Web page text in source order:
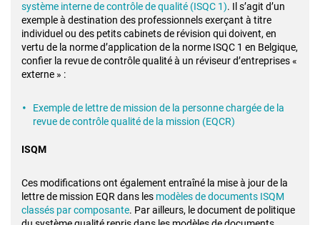
système interne de contrôle de qualité (ISQC 1). Il s’agit d’un
exemple à destination des professionnels exerçant à titre
individuel ou des petits cabinets de révision qui doivent, en
vertu de la norme d’application de la norme ISQC 1 en Belgique,
confier la revue de contrôle qualité à un réviseur d’entreprises «
externe » :
Exemple de lettre de mission de la personne chargée de la
revue de contrôle qualité de la mission (EQCR)
ISQM
Ces modifications ont également entraîné la mise à jour de la
lettre de mission EQR dans les modèles de documents ISQM
classés par composante. Par ailleurs, le document de politique